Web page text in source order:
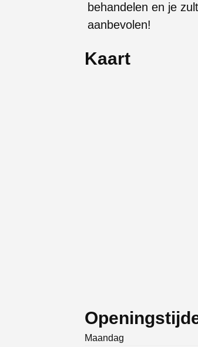
behandelen en je
aanbevolen!
Kaart
Maandag